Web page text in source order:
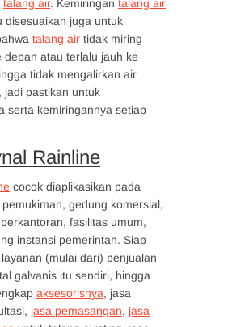
talang air. Kemiringan talang air
disesuaikan juga untuk
talang air tidak miring
depan atau terlalu jauh ke
tidak mengalirkan air
jadi pastikan untuk
serta kemiringannya setiap
Rainline
cocok diaplikasikan pada
gedung komersial,
fasilitas umum,
instansi pemerintah. Siap
(mulai dari) penjualan
galvanis itu sendiri, hingga
aksesorisnya, jasa
jasa pemasangan, jasa